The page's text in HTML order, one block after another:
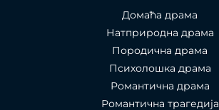
Домаћа драма
Натприродна драма
Породична драма
Психолошка драма
Романтична драма
Романтична трагедија